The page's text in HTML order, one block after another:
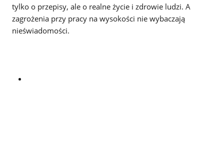
tylko o przepisy, ale o realne życie i zdrowie ludzi. A
zagrożenia przy pracy na wysokości nie wybaczają
nieświadomości.